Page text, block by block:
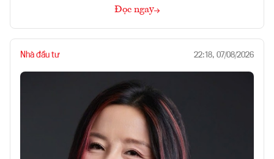
Đọc ngay
Nhà đầu tư 22:18, 07/08/2026